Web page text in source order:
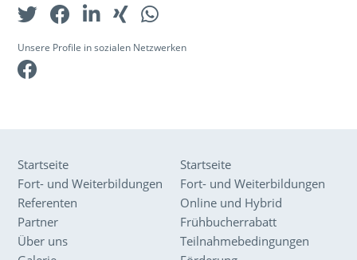
Unsere Profile in sozialen Netzwerken
Startseite
Fort- und Weiterbildungen
Referenten
Partner
Über uns
Startseite
Fort- und Weiterbildungen
Online und Hybrid
Frühbucherrabatt
Teilnahmebedingungen